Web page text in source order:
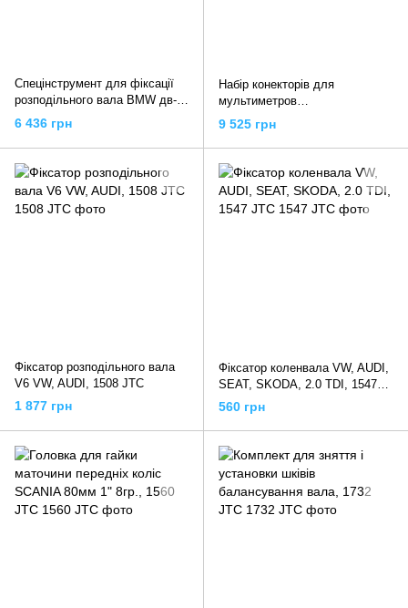
Спецінструмент для фіксації
розподільного вала BMW дв-
ль N62/N73, 1435A JTC
6 436 грн
Набір конекторів для
мультиметров
багатофункціональний, 1438
9 525 грн
Фіксатор розподільного вала
V6 VW, AUDI, 1508 JTC
1 877 грн
Фіксатор коленвала VW, AUDI,
SEAT, SKODA, 2.0 TDI, 1547
JTC
560 грн